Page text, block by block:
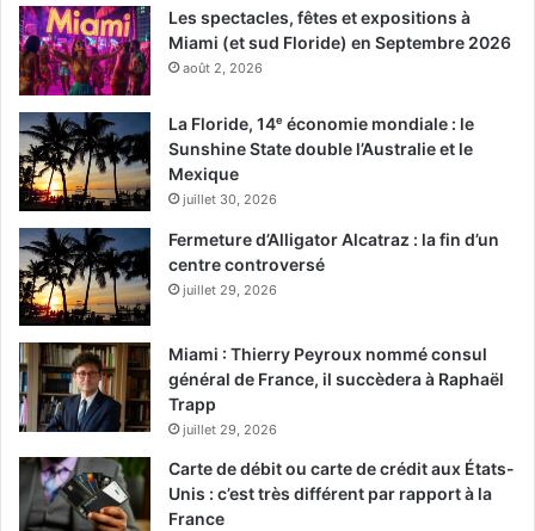
Un rebelle camé et dénommé Moondog mène sa vie selon
ses propres règles.
Un film d’Harmony Korine avec Matthew McConaughey,
[ot-video type= »youtube »
url= »https://youtu.be/SQWgZ1OXBzU »]
Le 29 mars :
Unplanned
Les spectacles, fêtes et expositions à
Miami (et sud Floride) en Septembre 2026
août 2, 2026
La Floride, 14ᵉ économie mondiale : le
Sunshine State double l’Australie et le
Mexique
juillet 30, 2026
Fermeture d’Alligator Alcatraz : la fin d’un
centre controversé
juillet 29, 2026
Miami : Thierry Peyroux nommé consul
général de France, il succèdera à Raphaël
Trapp
juillet 29, 2026
Carte de débit ou carte de crédit aux États-
Unis : c’est très différent par rapport à la
France